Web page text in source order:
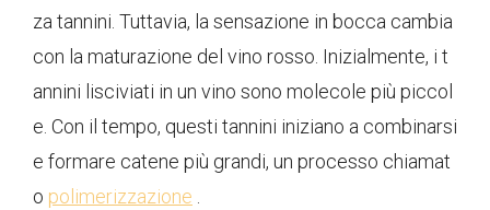
za tannini. Tuttavia, la sensazione in bocca cambia
con la maturazione del vino rosso. Inizialmente, i t
annini lisciviati in un vino sono molecole più piccol
e. Con il tempo, questi tannini iniziano a combinarsi
e formare catene più grandi, un processo chiamat
o polimerizzazione .